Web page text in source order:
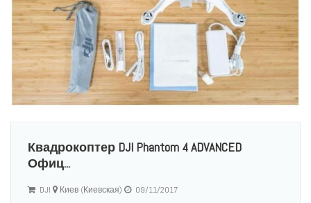
Квадрокоптер DJI Phantom 4 ADVANCED
Офиц...
DJI Киев (Киевская) 09/11/2017